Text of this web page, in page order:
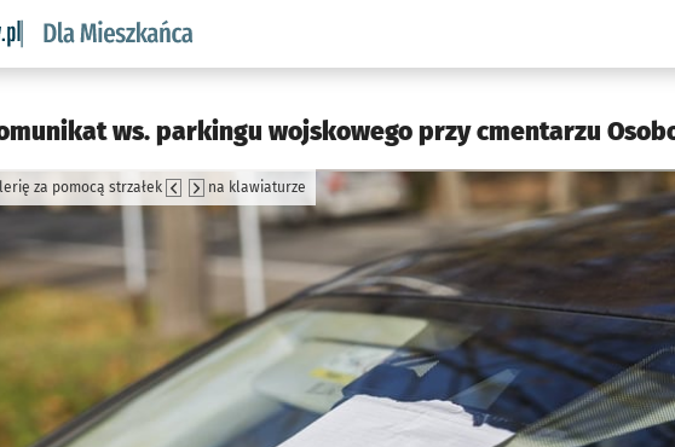
wroclaw.pl podserwis: Dla mieszkańca
ws. parkingu wojskowego przy cmentarzu
za pomocą strzałek na klawiaturze